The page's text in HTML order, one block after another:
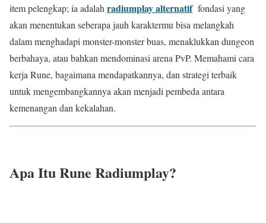
item pelengkap; ia adalah radiumplay alternatiffondasi yang
akan menentukan seberapa jauh karaktermu bisa melangkah
dalam menghadapi monster-monster buas, menaklukkan dungeon
berbahaya, atau bahkan mendominasi arena PvP. Memahami cara
kerja Rune, bagaimana mendapatkannya, dan strategi terbaik
untuk mengembangkannya akan menjadi pembeda antara
kemenangan dan kekalahan.
Apa Itu Rune Radiumplay?